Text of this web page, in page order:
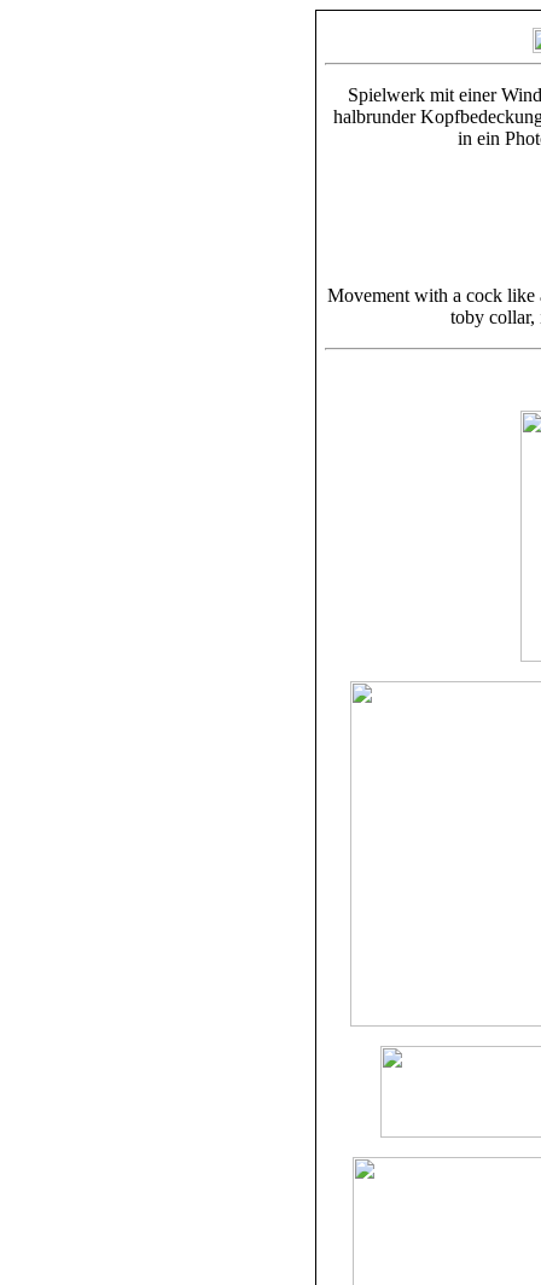
Spielwerk mit einer
halbrunder
in ein
Movement with a cock like
toby collar,